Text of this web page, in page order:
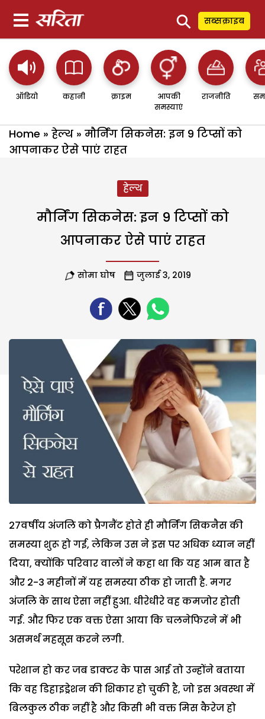
⚲ सब्सक्राइब
ऑडियो कहानी क्राइम
आपकी
समस्याएं
राजनीति
Home » हेल्थ » मौर्निंग सिकनेस: इन 9 टिप्सों को
आपनाकर ऐसे पाएं राहत
हेल्थ
मौर्निंग सिकनेस: इन 9 टिप्सों को
आपनाकर ऐसे पाएं राहत
सोमा घोष जुलाई 3, 2019
27वर्षीय अंजलि को प्रैगनैंट होते ही मौर्निंग सिकनैस की
समस्या शुरू हो गई, लेकिन उस ने इस पर अधिक ध्यान नहीं
दिया, क्योंकि परिवार वालों ने कहा था कि यह आम बात है
और 2-3 महीनों में यह समस्या ठीक हो जाती है. मगर
अंजलि के साथ ऐसा नहीं हुआ. धीरेधीरे वह कमजोर होती
गई. और फिर एक वक्त ऐसा आया कि चलनेफिरने में भी
असमर्थ महसूस करने लगी.
परेशान हो कर जब डाक्टर के पास आई तो उन्होंने बताया
कि वह डिहाइड्रेशन की शिकार हो चुकी है, जो इस अवस्था में
बिलकुल ठीक नहीं है और किसी भी वक्त मिस कैरेज हो